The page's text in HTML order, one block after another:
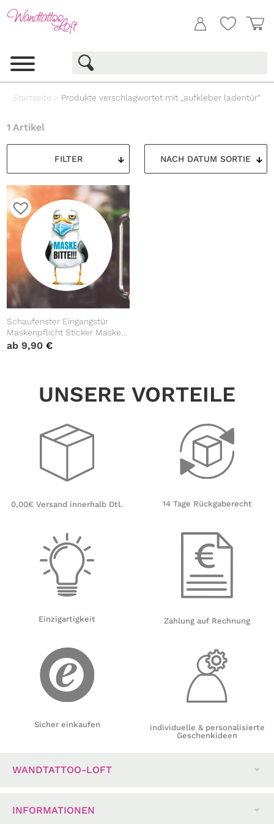
Startseite > Produkte verschlagwortet mit „aufkleber ladentür“
FILTER
1 Artikel
Schaufenster Eingangstür
Maskenpflicht Sticker Maske
bitte!!! mit Möwe, Corona
ab9,90€
UNSERE VORTEILE
0,00€ Versand innerhalb Dtl.
Einzigartigkeit
Sicher einkaufen
14 Tage Rückgaberecht
Zahlung auf Rechnung
individuelle & personalisierte
Geschenkideen
WANDTATTOO-LOFT
INFORMATIONEN